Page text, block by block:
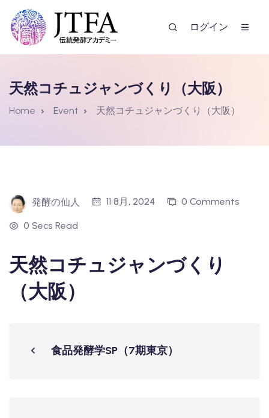
ログイン
天然コチュジャンづくり（大阪）
Home Event 天然コチュジャンづくり（大阪）
発酵の仙人 11 8月, 2024 0 Comments
0 Secs Read
天然コチュジャンづくり
（大阪）
食品発酵学SP（7期東京）